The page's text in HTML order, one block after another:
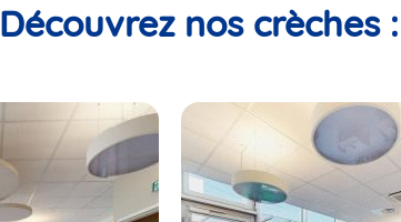
Découvrez nos